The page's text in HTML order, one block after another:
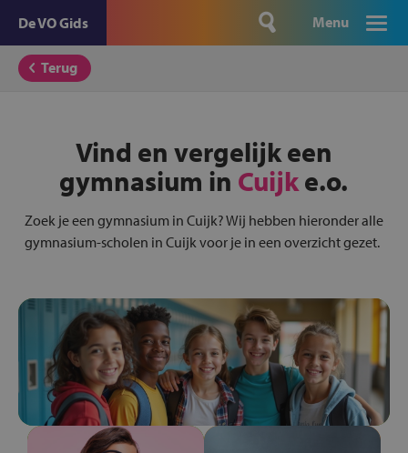
De VO Gids Menu
Terug
Vind en vergelijk een
gymnasium in Cuijke.o.
Zoek je een gymnasium in Cuijk? Wij hebben hieronder alle
gymnasium-scholen in Cuijk voor je in een overzicht gezet.